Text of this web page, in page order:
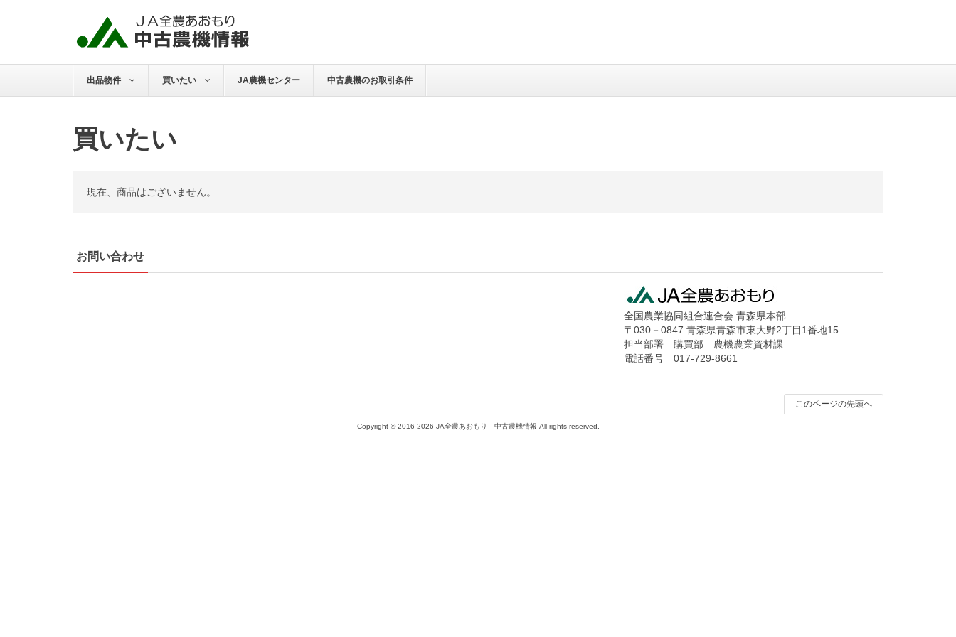
出品物件 買いたい JA農機センター 中古農機のお取引条件
買いたい
現在、商品はございません。
お問い合わせ
全国農業協同組合連合会 青森県本部
〒030－0847 青森県青森市東大野2丁目1番地15
担当部署 購買部 農機農業資材課
電話番号 017-729-8661
このページの先頭へ
Copyright © 2016-2026 JA全農あおもり 中古農機情報 All rights reserved.